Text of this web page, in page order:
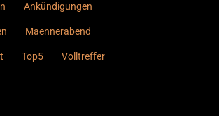
Ankündigungen
Maennerabend
Top5 Volltreffer